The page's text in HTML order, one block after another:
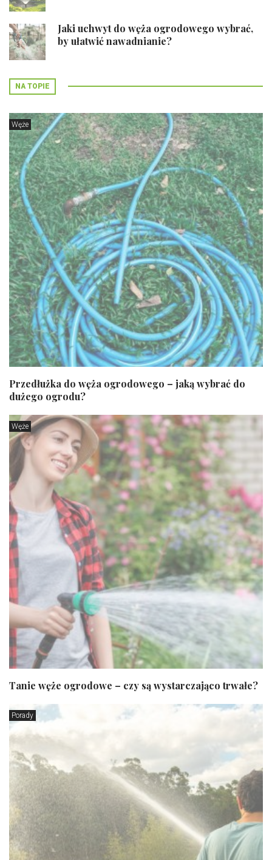
Jaki uchwyt do węża ogrodowego wybrać,
by ułatwić nawadnianie?
NA TOPIE
Węże
Przedłużka do węża ogrodowego – jaką wybrać do
dużego ogrodu?
Węże
Tanie węże ogrodowe – czy są wystarczająco trwałe?
Porady